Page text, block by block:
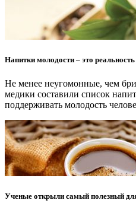
Напитки молодости – это реальность
Не менее неугомонные, чем
медики составили список
поддерживать молодость
Ученые открыли самый полезный